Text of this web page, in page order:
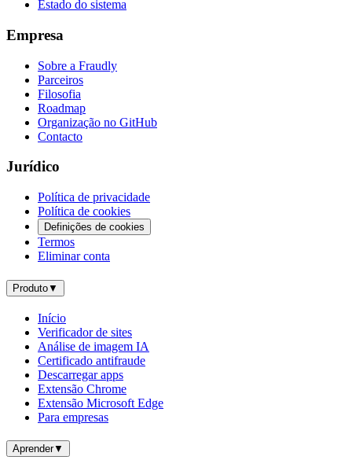
Estado do sistema
Empresa
Sobre a Fraudly
Parceiros
Filosofia
Roadmap
Organização no GitHub
Contacto
Jurídico
Política de privacidade
Política de cookies
Definições de cookies
Termos
Eliminar conta
Produto▼
Início
Verificador de sites
Análise de imagem IA
Certificado antifraude
Descarregar apps
Extensão Chrome
Extensão Microsoft Edge
Para empresas
Aprender▼